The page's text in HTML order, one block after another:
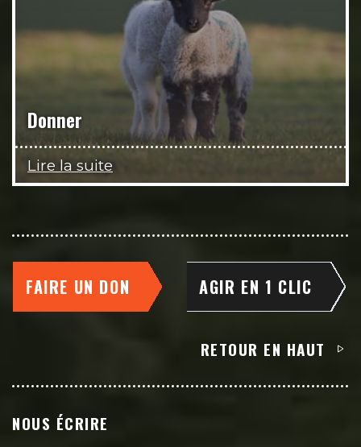
Donner
Lire la suite
FAIRE UN DON AGIR EN 1 CLIC
RETOUR EN HAUT
NOUS ÉCRIRE